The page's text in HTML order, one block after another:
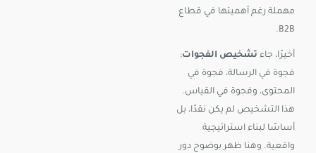
مهملة رغم أهميتها في قطاع
B2B.
أخيرًا، جاء تشخيص الفجوات:
فجوة في الرسالة، فجوة في
المحتوى، وفجوة في القياس.
هذا التشخيص لم يكن نقدًا، بل
أساسًا لبناء استراتيجية
واقعية. وهنا ظهر بوضوح دور